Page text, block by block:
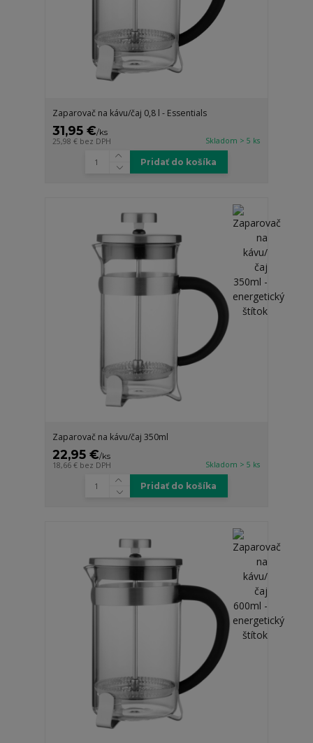
Zaparovač na kávu/čaj 0,8 l - Essentials
31,95 €/ks
25,98 € bez DPH Skladom > 5 ks
Pridať do košíka
Zaparovač na kávu/čaj 350ml
22,95 €/ks
18,66 € bez DPH Skladom > 5 ks
Pridať do košíka